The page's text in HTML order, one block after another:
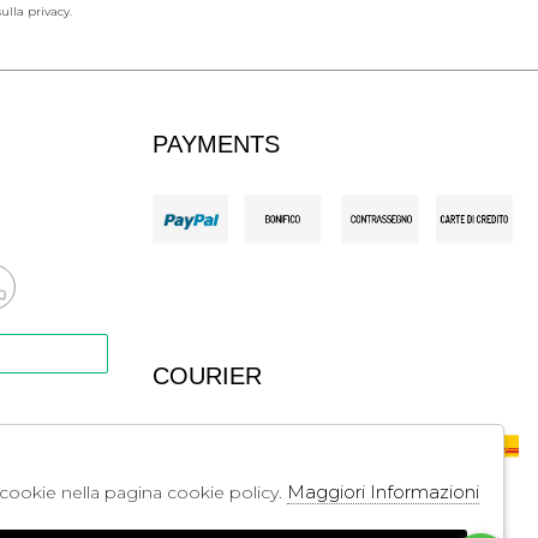
privacy.
PAYMENTS
COURIER
nella pagina cookie policy. Maggiori Informazioni